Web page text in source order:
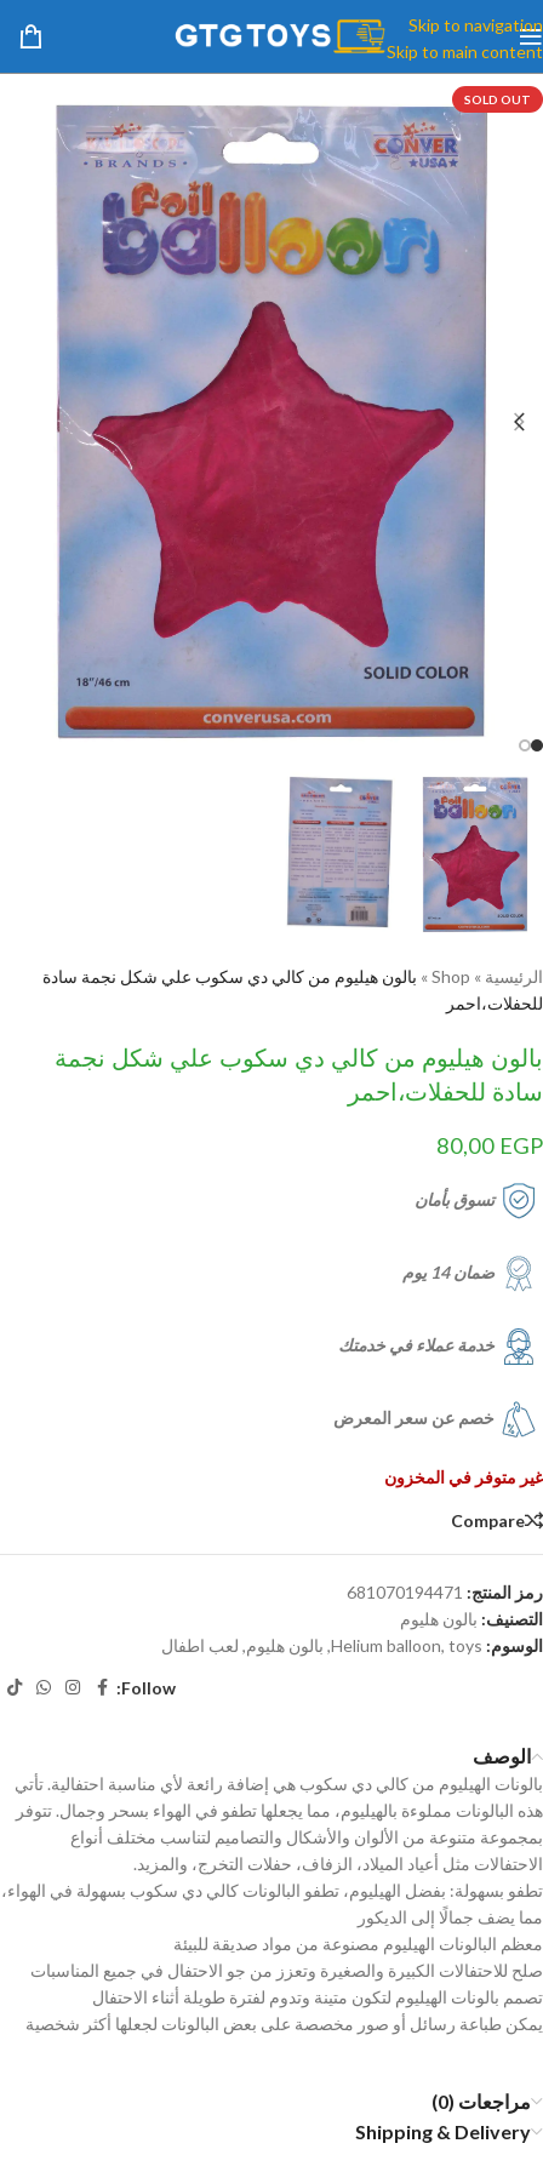
Skip to navigation
Skip to main content
SOLD OUT
الرئيسية »
Shop
» بالون هيليوم من كالي دي سكوب علي شكل نجمة سادة
للحفلات،احمر
بالون هيليوم من كالي دي سكوب علي شكل نجمة
سادة للحفلات،احمر
80,00 EGP
تسوق بأمان
ضمان 14 يوم
خدمة عملاء في خدمتك
خصم عن سعر المعرض
غير متوفر في المخزون
Compare
رمز المنتج: 681070194471
التصنيف: بالون هليوم
الوسوم:
Helium balloon, toys
, بالون هليوم, لعب اطفال
Follow:
الوصف
بالونات الهيليوم من كالي دي سكوب هي إضافة رائعة لأي مناسبة احتفالية. تأتي
هذه البالونات مملوءة بالهيليوم، مما يجعلها تطفو في الهواء بسحر وجمال. تتوفر
بمجموعة متنوعة من الألوان والأشكال والتصاميم لتناسب مختلف أنواع
الاحتفالات مثل أعياد الميلاد، الزفاف، حفلات التخرج، والمزيد.
تطفو بسهولة: بفضل الهيليوم، تطفو البالونات كالي دي سكوب بسهولة في الهواء،
مما يضف جمالًا إلى الديكور
معظم البالونات الهيليوم مصنوعة من مواد صديقة للبيئة
صلح للاحتفالات الكبيرة والصغيرة وتعزز من جو الاحتفال في جميع المناسبات
تصمم بالونات الهيليوم لتكون متينة وتدوم لفترة طويلة أثناء الاحتفال
يمكن طباعة رسائل أو صور مخصصة على بعض البالونات لجعلها أكثر شخصية
مراجعات (0)
Shipping & Delivery